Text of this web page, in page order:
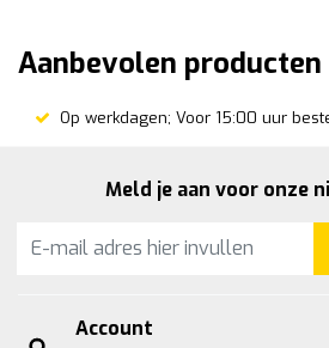
Aanbevolen producten
Op werkdagen; Voor 15:00 uur
Meld je aan voor onze
Account